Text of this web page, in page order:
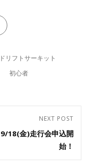
ドリフトサーキット
初心者
Post
NEXT POST
9/18(金)走行会申込開
始！